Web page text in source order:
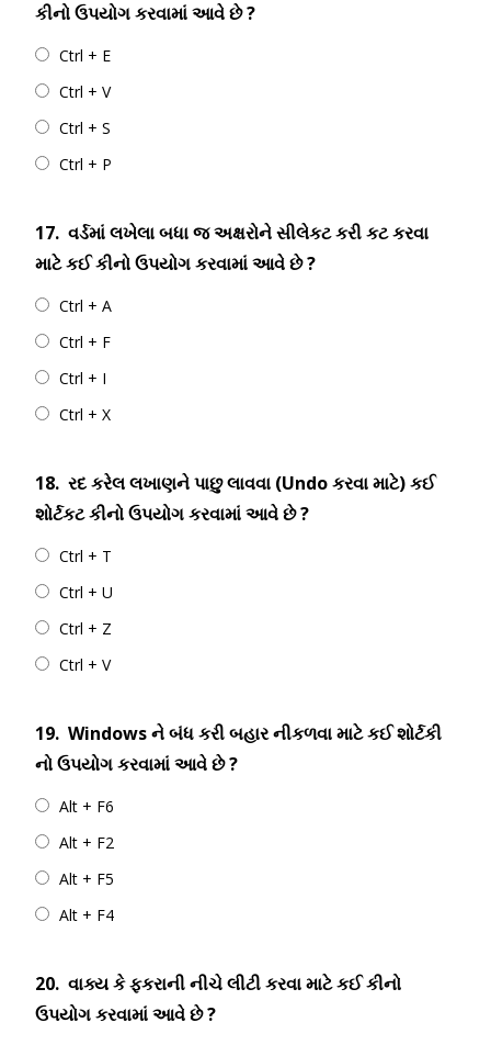
કીનો ઉપયોગ કરવામાં આવે છે ?
Ctrl + E
Ctrl + V
Ctrl + S
Ctrl + P
17. વર્ડમાં લખેલા બધા જ અક્ષરોને સીલેકટ કરી કટ કરવા
માટે કઈ કીનો ઉપયોગ કરવામાં આવે છે ?
Ctrl + A
Ctrl + F
Ctrl + I
Ctrl + X
18. રદ કરેલ લખાણને પાછુ લાવવા (Undo કરવા માટે) કઈ
શોર્ટકટ કીનો ઉપયોગ કરવામાં આવે છે ?
Ctrl + T
Ctrl + U
Ctrl + Z
Ctrl + V
19. Windows ને બંધ કરી બહાર નીકળવા માટે કઈ શોર્ટકી
નો ઉપયોગ કરવામાં આવે છે ?
Alt + F6
Alt + F2
Alt + F5
Alt + F4
20. વાક્ય કે ફકરાની નીચે લીટી કરવા માટે કઈ કીનો
ઉપયોગ કરવામાં આવે છે ?